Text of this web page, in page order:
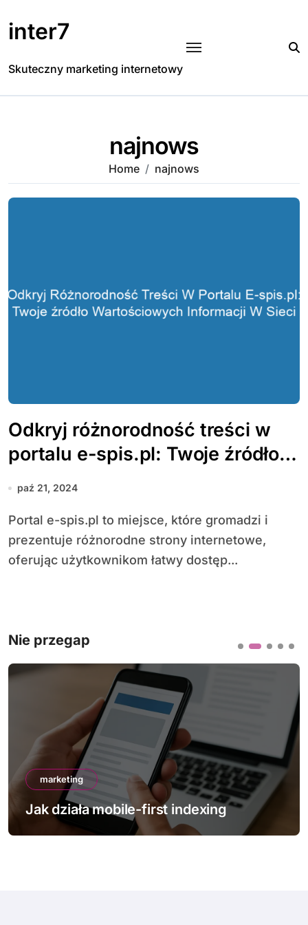
to
content
inter7
Skuteczny marketing internetowy
najnows
Home najnows
Odkryj różnorodność treści w
portalu e-spis.pl: Twoje źródło
wartościowych informacji w
paź 21, 2024
Portal e-spis.pl to miejsce, które gromadzi i
prezentuje różnorodne strony internetowe,
oferując użytkownikom łatwy dostęp...
Nie przegap
marketing
Jak działa mobile-first indexing